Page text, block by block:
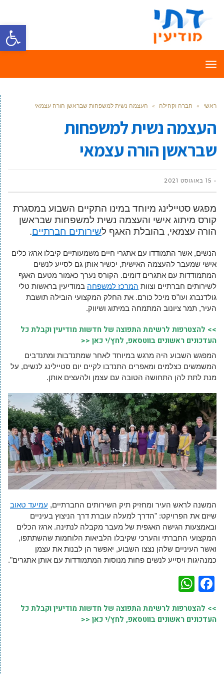
פתח
תפריט
ראשי » חברה וקהילה » העצמה נשית למשפחות שבראשן הורה עצמאי
העצמה נשית למשפחות
שבראשן הורה עצמאי
15 באוגוסט 2021
מפגש סטיילינג מיוחד במינו התקיים השבוע במסגרת
קורס מיתוג אישי והעצמה נשית למשפחות שבראשן
הורה עצמאי, בהובלת האגף לשירותים חברתיים.
הנשים, אשר התמודדו עם אתגרי חיים משמעותיים קיבלו ארגז כלים
אישי שמעבר להעצמה האישית, יכשיר אותן גם לסייע לנשים
המתמודדות עם אתגרים דומים. הקורס נערך כאמור מטעם האגף
לשירותים חברתיים וצוות המרכז למשפחה במודיעין בראשות טלי
גולדנברג ועו"ס מיכל כורם. את החלק המקצועי הובילה תושבת
העיר, תמר ציונוב המתמחה במיתוג ושיווק.
>> להצטרפות לרשימת התפוצה של חדשות מודיעין וקבלת כל
העדכונים ראשונים בווטסאפ, לחץ/י כאן <<
המפגש השבוע היה מרגש במיוחד לאחר שמתנדבות ומתנדבים
המשמשים כצלמים ומאפרים התנדבו לקיים יום סטיילינג לנשים, על
מנת לתת להן התחושה הטובה עם עצמן ולהעצים אותן.
המשנה לראש העיר ומחזיק תיק השירותים החברתיים, עמיעד טאוב
שיזם את הפרויקט: "הדרך למעלה עוברת דרך הניצוץ בעיניים
ובאמצעות הגישה האגפית של מעבר מקבלה לנתינה. ארגז הכלים
המקצועי החברתי והערכי שקיבלו הלביאות הלוחמות שהשתתפו,
ואשר העיניים שלהן נצצו השבוע, יאפשר הן לבנות את עצמן
כמנהיגות ויסייע לנשים פחות מנוסות המתמודדות עם אותן אתגרים".
Facebook
>> להצטרפות לרשימת התפוצה של חדשות מודיעין וקבלת כל
העדכונים ראשונים בווטסאפ, לחץ/י כאן <<